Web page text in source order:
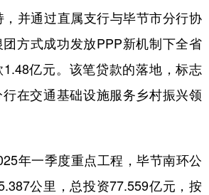
铜仁 黔东南
西南
河北
并通过直属支行与毕节市分行协
方式成功发放PPP新机制下全省
亿元。该笔贷款的落地，标志
在交通基础设施服务乡村振兴领
年一季度重点工程，毕节南环公
公里，总投资77.559亿元，按